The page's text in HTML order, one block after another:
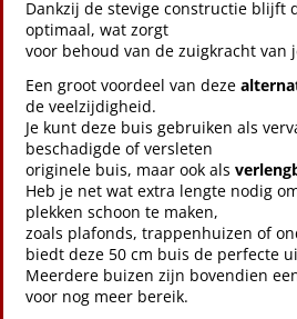
Dankzij de stevige constructie blijft
optimaal, wat zorgt
voor behoud van de zuigkracht van
Een groot voordeel van deze
de veelzijdigheid.
Je kunt deze buis gebruiken als
beschadigde of versleten
originele buis, maar ook als
Heb je net wat extra lengte nodig
plekken schoon te maken,
zoals plafonds, trappenhuizen of
biedt deze 50 cm buis de perfecte
Meerdere buizen zijn bovendien
voor nog meer bereik.